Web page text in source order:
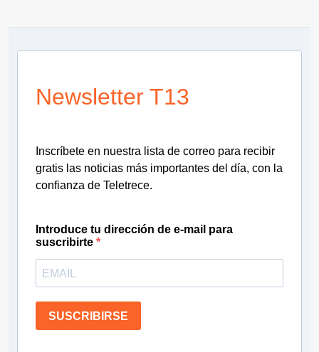
Newsletter T13
Inscríbete en nuestra lista de correo para recibir
gratis las noticias más importantes del día, con la
confianza de Teletrece.
Introduce tu dirección de e-mail para
suscribirte
SUSCRIBIRSE